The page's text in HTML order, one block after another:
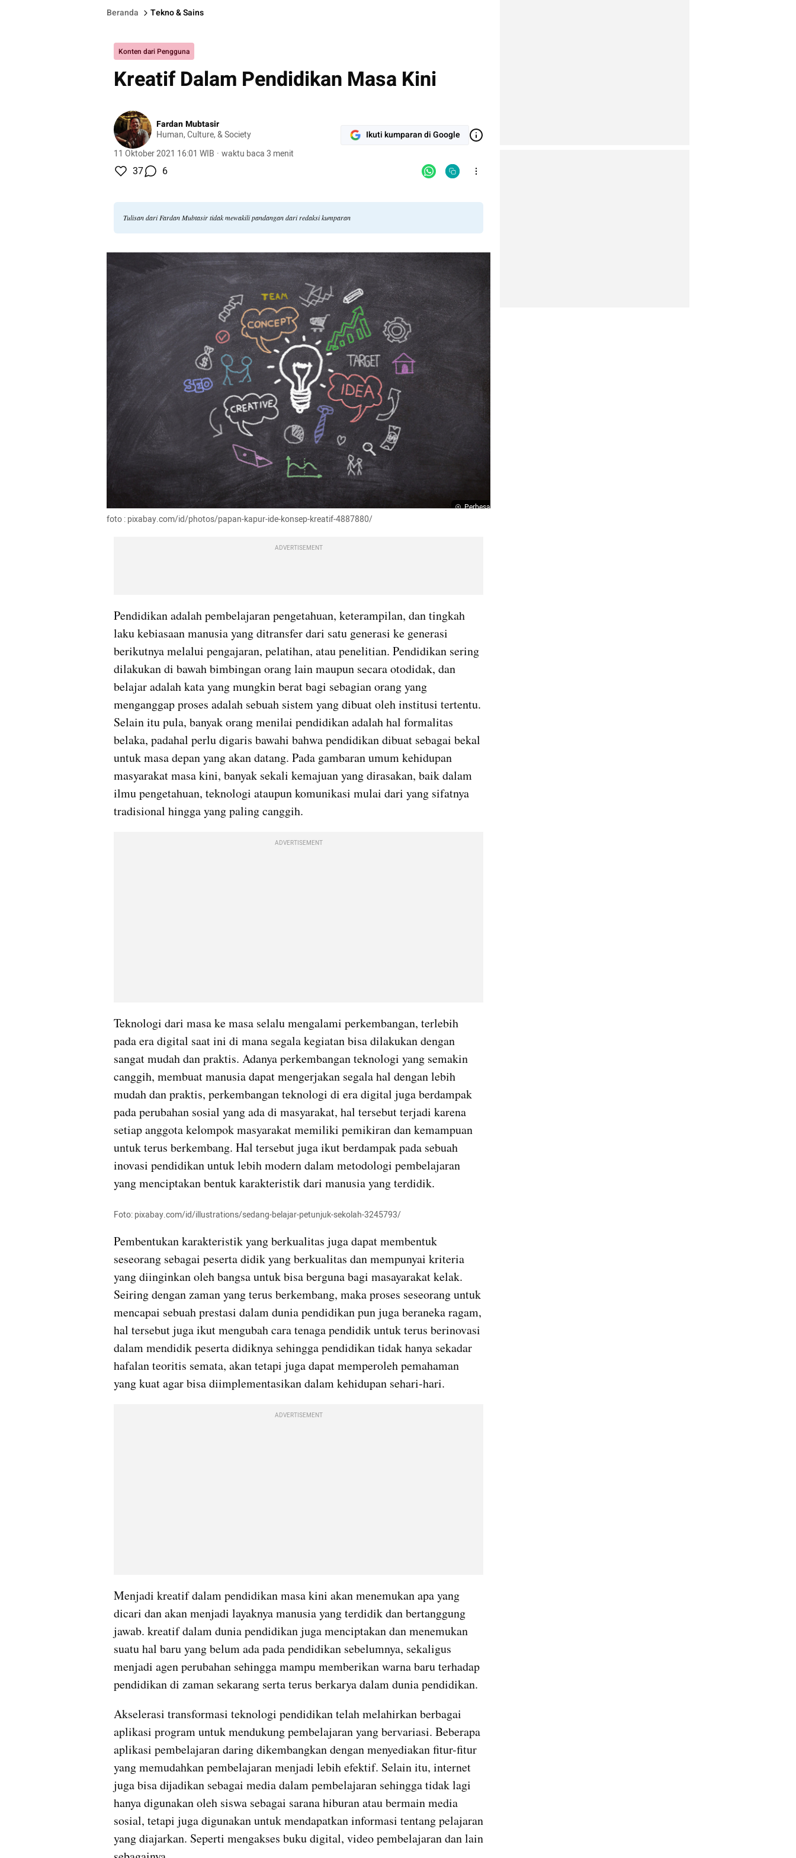
Beranda Tekno & Sains
Konten dari Pengguna
Kreatif Dalam Pendidikan Masa Kini
Fardan Mubtasir
Human, Culture, & Society
11 Oktober 2021 16:01 WIB · waktu baca 3 menit
Ikuti kumparan di Google
37 6
Tulisan dari Fardan Mubtasir tidak mewakili pandangan dari redaksi kumparan
Perbesar
foto : pixabay.com/id/photos/papan-kapur-ide-konsep-kreatif-4887880/
ADVERTISEMENT
Pendidikan adalah pembelajaran pengetahuan, keterampilan, dan tingkah
laku kebiasaan manusia yang ditransfer dari satu generasi ke generasi
berikutnya melalui pengajaran, pelatihan, atau penelitian. Pendidikan sering
dilakukan di bawah bimbingan orang lain maupun secara otodidak, dan
belajar adalah kata yang mungkin berat bagi sebagian orang yang
menganggap proses adalah sebuah sistem yang dibuat oleh institusi tertentu.
Selain itu pula, banyak orang menilai pendidikan adalah hal formalitas
belaka, padahal perlu digaris bawahi bahwa pendidikan dibuat sebagai bekal
untuk masa depan yang akan datang. Pada gambaran umum kehidupan
masyarakat masa kini, banyak sekali kemajuan yang dirasakan, baik dalam
ilmu pengetahuan, teknologi ataupun komunikasi mulai dari yang sifatnya
tradisional hingga yang paling canggih.
ADVERTISEMENT
Teknologi dari masa ke masa selalu mengalami perkembangan, terlebih
pada era digital saat ini di mana segala kegiatan bisa dilakukan dengan
sangat mudah dan praktis. Adanya perkembangan teknologi yang semakin
canggih, membuat manusia dapat mengerjakan segala hal dengan lebih
mudah dan praktis, perkembangan teknologi di era digital juga berdampak
pada perubahan sosial yang ada di masyarakat, hal tersebut terjadi karena
setiap anggota kelompok masyarakat memiliki pemikiran dan kemampuan
untuk terus berkembang. Hal tersebut juga ikut berdampak pada sebuah
inovasi pendidikan untuk lebih modern dalam metodologi pembelajaran
yang menciptakan bentuk karakteristik dari manusia yang terdidik.
Foto: pixabay.com/id/illustrations/sedang-belajar-petunjuk-sekolah-3245793/
Pembentukan karakteristik yang berkualitas juga dapat membentuk
seseorang sebagai peserta didik yang berkualitas dan mempunyai kriteria
yang diinginkan oleh bangsa untuk bisa berguna bagi masayarakat kelak.
Seiring dengan zaman yang terus berkembang, maka proses seseorang untuk
mencapai sebuah prestasi dalam dunia pendidikan pun juga beraneka ragam,
hal tersebut juga ikut mengubah cara tenaga pendidik untuk terus berinovasi
dalam mendidik peserta didiknya sehingga pendidikan tidak hanya sekadar
hafalan teoritis semata, akan tetapi juga dapat memperoleh pemahaman
yang kuat agar bisa diimplementasikan dalam kehidupan sehari-hari.
ADVERTISEMENT
Menjadi kreatif dalam pendidikan masa kini akan menemukan apa yang
dicari dan akan menjadi layaknya manusia yang terdidik dan bertanggung
jawab. kreatif dalam dunia pendidikan juga menciptakan dan menemukan
suatu hal baru yang belum ada pada pendidikan sebelumnya, sekaligus
menjadi agen perubahan sehingga mampu memberikan warna baru terhadap
pendidikan di zaman sekarang serta terus berkarya dalam dunia pendidikan.
Akselerasi transformasi teknologi pendidikan telah melahirkan berbagai
aplikasi program untuk mendukung pembelajaran yang bervariasi. Beberapa
aplikasi pembelajaran daring dikembangkan dengan menyediakan fitur-fitur
yang memudahkan pembelajaran menjadi lebih efektif. Selain itu, internet
juga bisa dijadikan sebagai media dalam pembelajaran sehingga tidak lagi
hanya digunakan oleh siswa sebagai sarana hiburan atau bermain media
sosial, tetapi juga digunakan untuk mendapatkan informasi tentang pelajaran
yang diajarkan. Seperti mengakses buku digital, video pembelajaran dan lain